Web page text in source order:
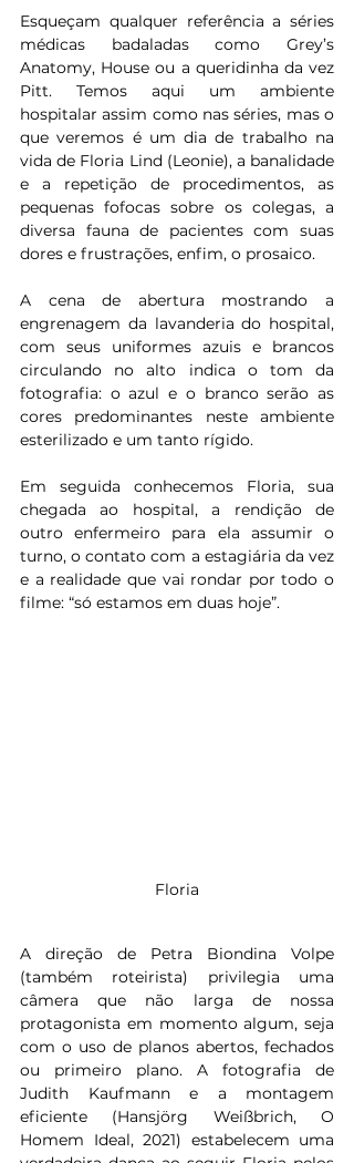
Esqueçam qualquer referência a séries
médicas badaladas como Grey’s
Anatomy, House ou a queridinha da vez
Pitt. Temos aqui um ambiente
hospitalar assim como nas séries, mas o
que veremos é um dia de trabalho na
vida de Floria Lind (Leonie), a banalidade
e a repetição de procedimentos, as
pequenas fofocas sobre os colegas, a
diversa fauna de pacientes com suas
dores e frustrações, enfim, o prosaico.
A cena de abertura mostrando a
engrenagem da lavanderia do hospital,
com seus uniformes azuis e brancos
circulando no alto indica o tom da
fotografia: o azul e o branco serão as
cores predominantes neste ambiente
esterilizado e um tanto rígido.
Em seguida conhecemos Floria, sua
chegada ao hospital, a rendição de
outro enfermeiro para ela assumir o
turno, o contato com a estagiária da vez
e a realidade que vai rondar por todo o
filme: “só estamos em duas hoje”.
Floria
A direção de Petra Biondina Volpe
(também roteirista) privilegia uma
câmera que não larga de nossa
protagonista em momento algum, seja
com o uso de planos abertos, fechados
ou primeiro plano. A fotografia de
Judith Kaufmann e a montagem
eficiente (Hansjörg Weißbrich, O
Homem Ideal, 2021) estabelecem uma